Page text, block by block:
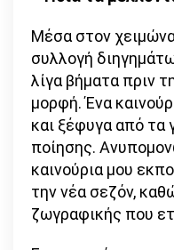
Μέσα στον
συλλογή
λίγα βήματα πριν
μορφή. Ένα
και ξέφυγα από τα
ποίησης.
καινούρια μου
την νέα σεζόν,
ζωγραφικής που